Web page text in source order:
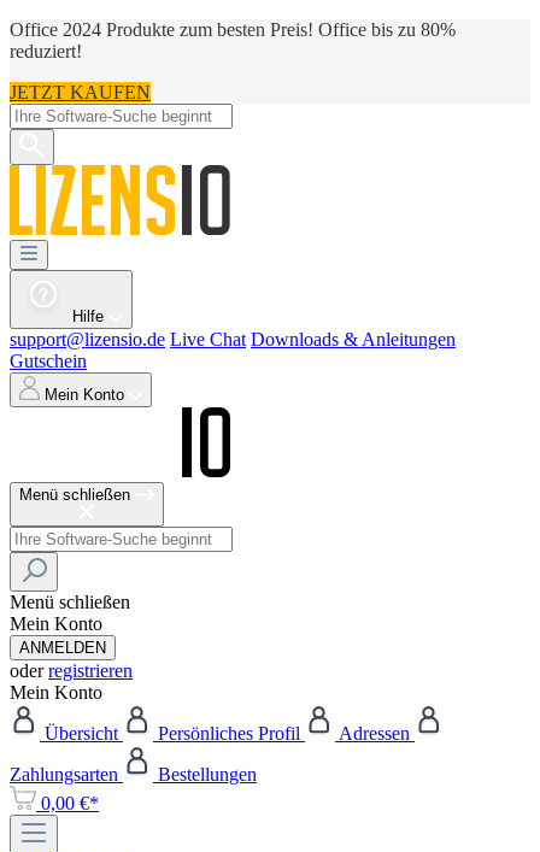
Office 2024 Produkte zum besten Preis! Office bis zu 80%
reduziert!
JETZT KAUFEN
Hilfe
support@lizensio.de Live Chat Downloads & Anleitungen
Gutschein
Mein Konto
Menü schließen
Menü schließen
Mein Konto
ANMELDEN
oderregistrieren
Mein Konto
Übersicht
Persönliches Profil
Adressen
Zahlungsarten
Bestellungen
0,00 €*